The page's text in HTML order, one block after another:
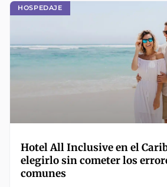
HOSPEDAJE
Hotel All Inclusive en el
elegirlo sin cometer los
comunes